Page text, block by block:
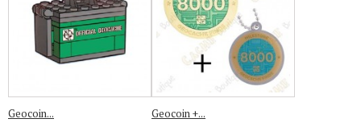
Geocoin...
Geocoin +...